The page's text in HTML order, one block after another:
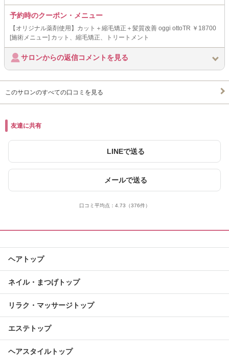
予約時のクーポン・メニュー
【オリジナル薬剤使用】カット＋縮毛矯正＋髪質改善 oggi ottoTR ￥18700
[施術メニュー] カット、縮毛矯正、トリートメント
サロンからの返信コメントを見る
このサロンのすべての口コミを見る
友達に共有
LINEで送る
メールで送る
口コミ平均点： 4.73 （376件）
ヘアトップ
ネイル・まつげトップ
リラク・マッサージトップ
エステトップ
ヘアスタイルトップ